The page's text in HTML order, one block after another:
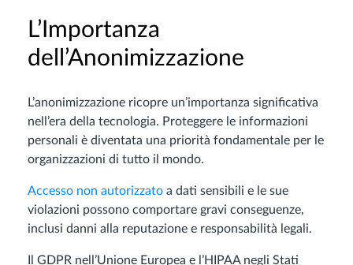
L’Importanza
dell’Anonimizzazione
L’anonimizzazione ricopre un’importanza significativa
nell’era della tecnologia. Proteggere le informazioni
personali è diventata una priorità fondamentale per le
organizzazioni di tutto il mondo.
Accesso non autorizzato a dati sensibili e le sue
violazioni possono comportare gravi conseguenze,
inclusi danni alla reputazione e responsabilità legali.
Il GDPR nell’Unione Europea e l’HIPAA negli Stati